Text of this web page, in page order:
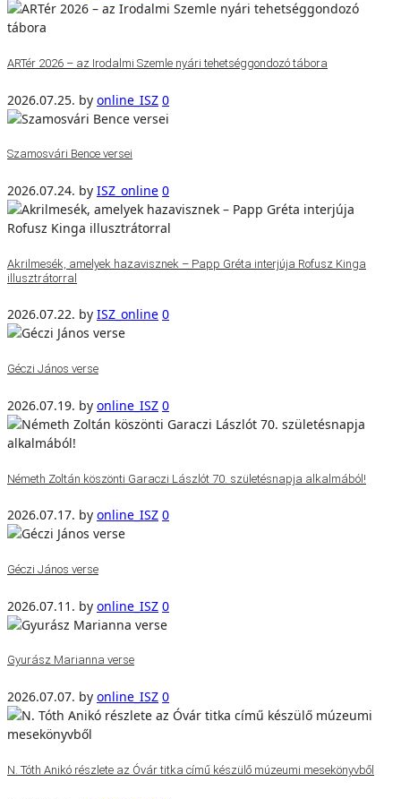
ARTér 2026 – az Irodalmi Szemle nyári tehetséggondozó tábora
2026.07.25. by online_ISZ 0
Szamosvári Bence versei
2026.07.24. by ISZ_online 0
Akrilmesék, amelyek hazavisznek – Papp Gréta interjúja Rofusz Kinga
illusztrátorral
2026.07.22. by ISZ_online 0
Géczi János verse
2026.07.19. by online_ISZ 0
Németh Zoltán köszönti Garaczi Lászlót 70. születésnapja alkalmából!
2026.07.17. by online_ISZ 0
Géczi János verse
2026.07.11. by online_ISZ 0
Gyurász Marianna verse
2026.07.07. by online_ISZ 0
N. Tóth Anikó részlete az Óvár titka című készülő múzeumi mesekönyvből